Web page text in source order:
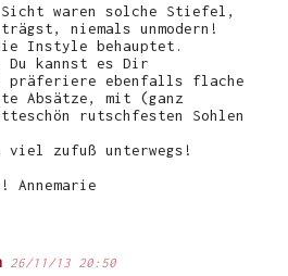
Sicht waren solche Stiefel,
niemals unmodern!
Instyle behauptet.
kannst es Dir
präferiere ebenfalls flache
Absätze, mit (ganz
rutschfesten Sohlen
zufuß unterwegs!
Annemarie
26/11/13 20:50